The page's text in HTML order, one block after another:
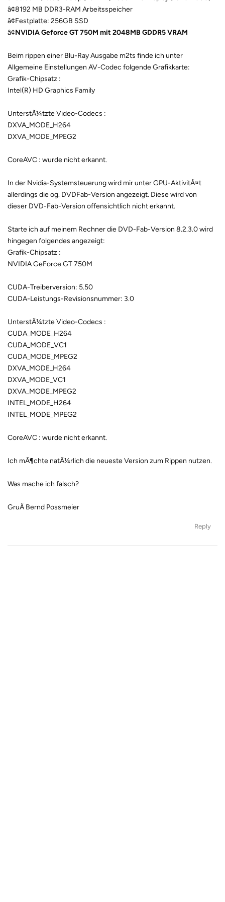
â¢8192 MB DDR3-RAM Arbeitsspeicher
â¢Festplatte: 256GB SSD
â¢NVIDIA Geforce GT 750M mit 2048MB GDDR5 VRAM
Beim rippen einer Blu-Ray Ausgabe m2ts finde ich unter
Allgemeine Einstellungen AV-Codec folgende Grafikkarte:
Grafik-Chipsatz :
Intel(R) HD Graphics Family
UnterstÃ¼tzte Video-Codecs :
DXVA_MODE_H264
DXVA_MODE_MPEG2
CoreAVC : wurde nicht erkannt.
In der Nvidia-Systemsteuerung wird mir unter GPU-AktivitÃ¤t
allerdings die og. DVDFab-Version angezeigt. Diese wird von
dieser DVD-Fab-Version offensichtlich nicht erkannt.
Starte ich auf meinem Rechner die DVD-Fab-Version 8.2.3.0 wird
hingegen folgendes angezeigt:
Grafik-Chipsatz :
NVIDIA GeForce GT 750M
CUDA-Treiberversion: 5.50
CUDA-Leistungs-Revisionsnummer: 3.0
UnterstÃ¼tzte Video-Codecs :
CUDA_MODE_H264
CUDA_MODE_VC1
CUDA_MODE_MPEG2
DXVA_MODE_H264
DXVA_MODE_VC1
DXVA_MODE_MPEG2
INTEL_MODE_H264
INTEL_MODE_MPEG2
CoreAVC : wurde nicht erkannt.
Ich mÃ¶chte natÃ¼rlich die neueste Version zum Rippen nutzen.
Was mache ich falsch?
GruÃ Bernd Possmeier
Reply